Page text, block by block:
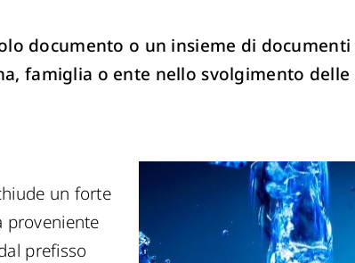
documento o un insieme di documenti
famiglia o ente nello svolgimento
un forte
proveniente
prefisso